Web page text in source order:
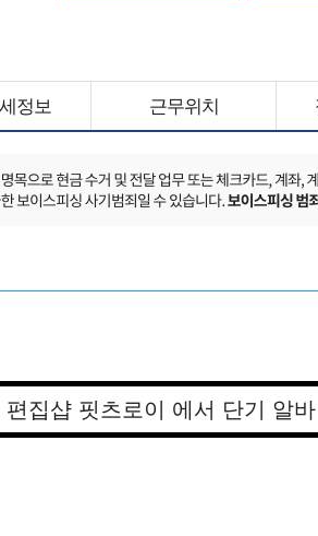
정보 근무위치
집샵 핏츠로이 에서 단기 알